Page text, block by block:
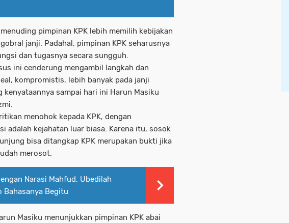
pimpinan KPK lebih memilih kebijakan
janji. Padahal, pimpinan KPK seharusnya
dan tugasnya secara sungguh.
ini cenderung mengambil langkah dan
kompromistis, lebih banyak pada janji
kenyataannya sampai hari ini Harun Masiku
menohok kepada KPK, dengan
adalah kejahatan luar biasa. Karena itu, sosok
bisa ditangkap KPK merupakan bukti jika
merosot.
Narasi Mahfud, Ubedilah
Bahasanya Begitu
Masiku menunjukkan pimpinan KPK abai